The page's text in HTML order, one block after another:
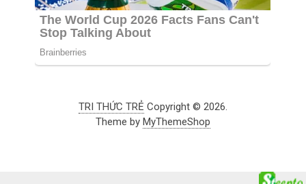
TRI THỨC TRẺ Copyright © 2026.
Theme by MyThemeShop